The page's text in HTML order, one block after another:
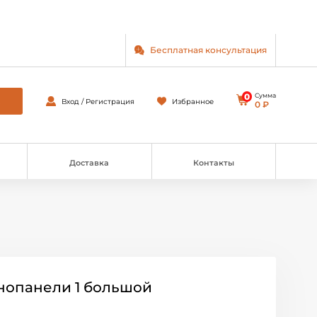
Бесплатная консультация
Вход / Регистрация Избранное 0 Сумма
0 ₽
Доставка Контакты
1 большой